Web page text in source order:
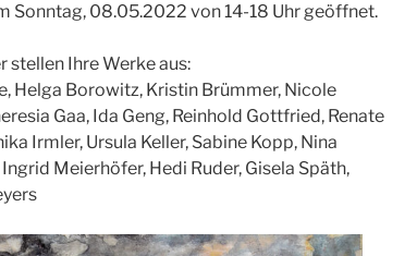
Sonntag, 08.05.2022 von 14-18 Uhr geöffnet.
Ihre Werke aus:
Helga Borowitz, Kristin Brümmer, Nicole
Gaa, Ida Geng, Reinhold Gottfried, Renate
Irmler, Ursula Keller, Sabine Kopp, Nina
Meierhöfer, Hedi Ruder, Gisela Späth,